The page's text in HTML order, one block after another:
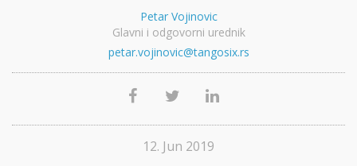
Petar Vojinovic
Glavni i odgovorni urednik
petar.vojinovic@tangosix.rs
12. Jun 2019